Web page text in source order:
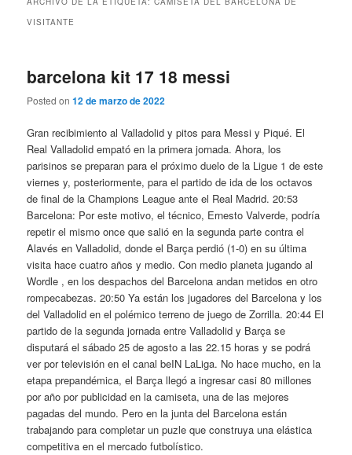
VISITANTE
barcelona kit 17 18 messi
Posted on12 de marzo de 2022
Gran recibimiento al Valladolid y pitos para Messi y Piqué. El
Real Valladolid empató en la primera jornada. Ahora, los
parisinos se preparan para el próximo duelo de la Ligue 1 de este
viernes y, posteriormente, para el partido de ida de los octavos
de final de la Champions League ante el Real Madrid. 20:53
Barcelona: Por este motivo, el técnico, Ernesto Valverde, podría
repetir el mismo once que salió en la segunda parte contra el
Alavés en Valladolid, donde el Barça perdió (1-0) en su última
visita hace cuatro años y medio. Con medio planeta jugando al
Wordle , en los despachos del Barcelona andan metidos en otro
rompecabezas. 20:50 Ya están los jugadores del Barcelona y los
del Valladolid en el polémico terreno de juego de Zorrilla. 20:44 El
partido de la segunda jornada entre Valladolid y Barça se
disputará el sábado 25 de agosto a las 22.15 horas y se podrá
ver por televisión en el canal beIN LaLiga. No hace mucho, en la
etapa prepandémica, el Barça llegó a ingresar casi 80 millones
por año por publicidad en la camiseta, una de las mejores
pagadas del mundo. Pero en la junta del Barcelona están
trabajando para completar un puzle que construya una elástica
competitiva en el mercado futbolístico.